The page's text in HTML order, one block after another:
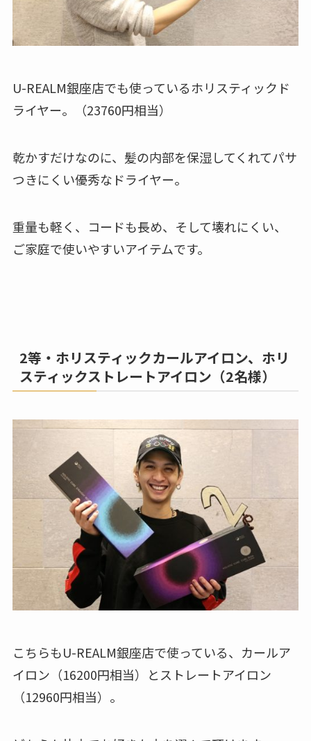
U-REALM銀座店でも使っているホリスティックド
ライヤー。（23760円相当）
乾かすだけなのに、髪の内部を保湿してくれてパサ
つきにくい優秀なドライヤー。
重量も軽く、コードも長め、そして壊れにくい、
ご家庭で使いやすいアイテムです。
2等・ホリスティックカールアイロン、ホリ
スティックストレートアイロン（2名様）
こちらもU-REALM銀座店で使っている、カールア
イロン（16200円相当）とストレートアイロン
（12960円相当）。